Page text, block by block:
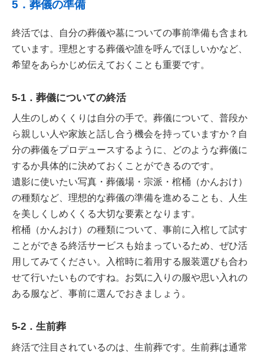
5．葬儀の準備
終活では、自分の葬儀や墓についての事前準備も含まれ
ています。理想とする葬儀や誰を呼んでほしいかなど、
希望をあらかじめ伝えておくことも重要です。
5-1．葬儀についての終活
人生のしめくくりは自分の手で。葬儀について、普段か
ら親しい人や家族と話し合う機会を持っていますか？自
分の葬儀をプロデュースするように、どのような葬儀に
するか具体的に決めておくことができるのです。
遺影に使いたい写真・葬儀場・宗派・棺桶（かんおけ）
の種類など、理想的な葬儀の準備を進めることも、人生
を美しくしめくくる大切な要素となります。
棺桶（かんおけ）の種類について、事前に入棺して試す
ことができる終活サービスも始まっているため、ぜひ活
用してみてください。入棺時に着用する服装選びも合わ
せて行いたいものですね。お気に入りの服や思い入れの
ある服など、事前に選んでおきましょう。
5-2．生前葬
終活で注目されているのは、生前葬です。生前葬は通常